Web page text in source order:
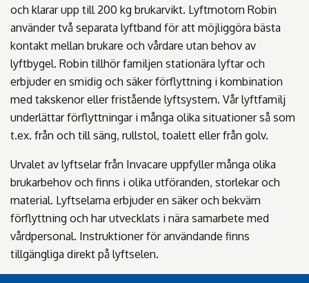
och klarar upp till 200 kg brukarvikt. Lyftmotorn Robin
använder två separata lyftband för att möjliggöra bästa
kontakt mellan brukare och vårdare utan behov av
lyftbygel. Robin tillhör familjen stationära lyftar och
erbjuder en smidig och säker förflyttning i kombination
med takskenor eller fristående lyftsystem. Vår lyftfamilj
underlättar förflyttningar i många olika situationer så som
t.ex. från och till säng, rullstol, toalett eller från golv.
Urvalet av lyftselar från Invacare uppfyller många olika
brukarbehov och finns i olika utföranden, storlekar och
material. Lyftselarna erbjuder en säker och bekväm
förflyttning och har utvecklats i nära samarbete med
vårdpersonal. Instruktioner för användande finns
tillgängliga direkt på lyftselen.